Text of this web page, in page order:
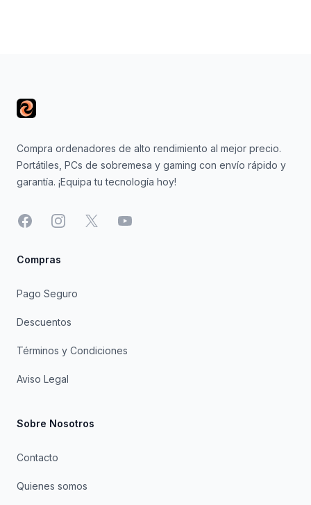
Compra ordenadores de alto rendimiento al mejor precio.
Portátiles, PCs de sobremesa y gaming con envío rápido y
garantía. ¡Equipa tu tecnología hoy!
FacebookInstagram
X YouTube
Compras
Pago Seguro
Descuentos
Términos y Condiciones
Aviso Legal
Sobre Nosotros
Contacto
Quienes somos